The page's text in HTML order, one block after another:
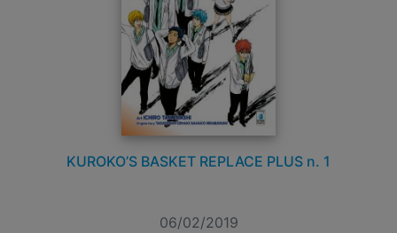
KUROKO’S BASKET REPLACE PLUS n. 1
06/02/2019